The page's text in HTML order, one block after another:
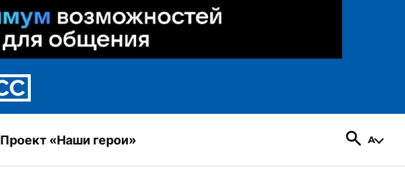
Проект «Наши герои»